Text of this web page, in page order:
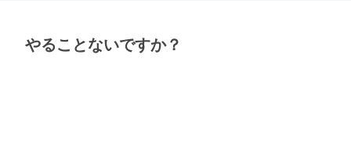
やることないですか？